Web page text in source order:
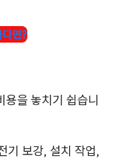
다면?
용을 놓치기 쉽습니
기 보강, 설치 작업,